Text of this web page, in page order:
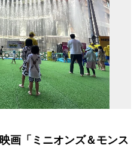
画「ミニオンズ＆モンス